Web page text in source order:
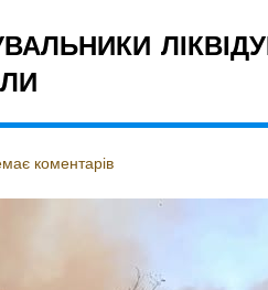
коментарів